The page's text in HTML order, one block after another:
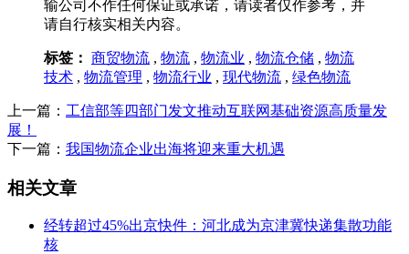
输公司不作任何保证或承诺，请读者仅作参考，并
请自行核实相关内容。
标签： 商贸物流 , 物流 , 物流业 , 物流仓储 , 物流
技术 , 物流管理 , 物流行业 , 现代物流 , 绿色物流
上一篇： 工信部等四部门发文推动互联网基础资源高质量发
展！
下一篇： 我国物流企业出海将迎来重大机遇
相关文章
经转超过45%出京快件：河北成为京津冀快递集散功能
核